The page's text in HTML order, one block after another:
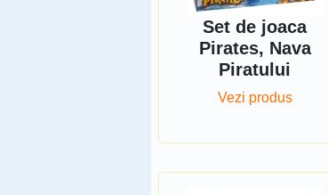
Set de joaca
Pirates, Nava
Piratului
Vezi produs